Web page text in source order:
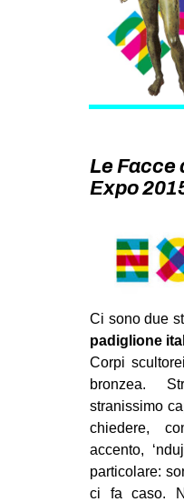
GAZA
CSOA
Le Facce
Expo
Ci sono due
padiglione
Corpi
bronzea.
stranissimo
chiedere,
accento,
particolare:
ci fa caso.